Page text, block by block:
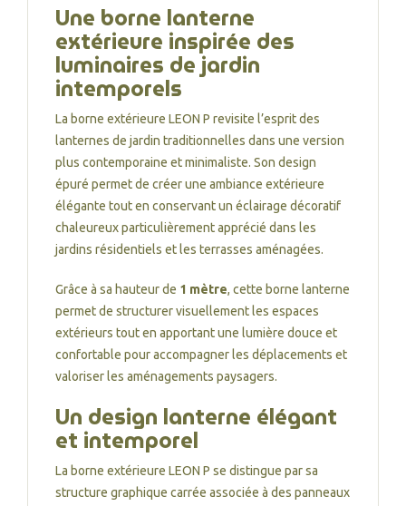
Une borne lanterne
extérieure inspirée des
luminaires de jardin
intemporels
La borne extérieure LEON P revisite l’esprit des
lanternes de jardin traditionnelles dans une version
plus contemporaine et minimaliste. Son design
épuré permet de créer une ambiance extérieure
élégante tout en conservant un éclairage décoratif
chaleureux particulièrement apprécié dans les
jardins résidentiels et les terrasses aménagées.
Grâce à sa hauteur de 1 mètre, cette borne lanterne
permet de structurer visuellement les espaces
extérieurs tout en apportant une lumière douce et
confortable pour accompagner les déplacements et
valoriser les aménagements paysagers.
Un design lanterne élégant
et intemporel
La borne extérieure LEON P se distingue par sa
structure graphique carrée associée à des panneaux